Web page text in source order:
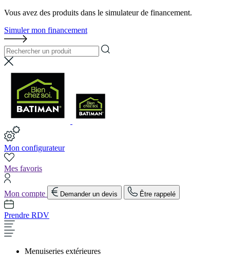
Vous avez des produits dans le simulateur de financement.
Simuler mon financement
Mon configurateur
Mes favoris
Mon compte Demander un devis Être rappelé
Prendre RDV
Menuiseries extérieures